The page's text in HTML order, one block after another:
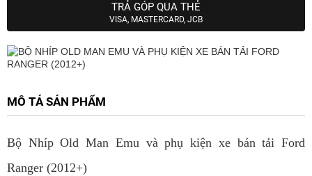
TRẢ GÓP QUA THẺ
VISA, MASTERCARD, JCB
MÔ TẢ SẢN PHẨM
Bộ Nhíp Old Man Emu và phụ kiện xe bán tải Ford
Ranger (2012+)